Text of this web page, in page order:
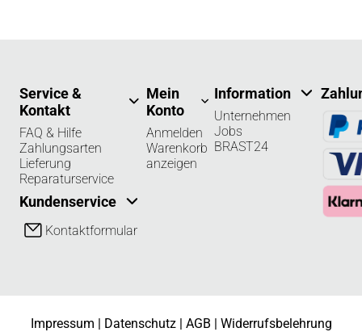
Service &
Kontakt
FAQ & Hilfe
Zahlungsarten
Lieferung
Reparaturservice
Kundenservice
Kontaktformular
Mein
Konto
Anmelden
Warenkorb
anzeigen
Information
Unternehmen
Jobs
BRAST24
Impressum | Datenschutz| AGB | Widerrufsbelehrung